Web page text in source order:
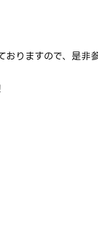
りますので、是非